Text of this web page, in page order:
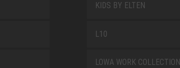
KIDS BY ELTEN
L10
LOWA WORK COLLECTION